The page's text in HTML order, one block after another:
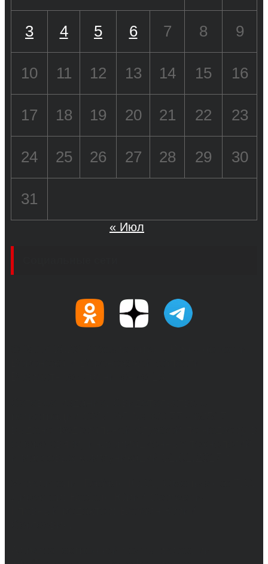
3 4 5 6 7 8 9
10 11 12 13 14 15 16
17 18 19 20 21 22 23
24 25 26 27 28 29 30
31
« Июл